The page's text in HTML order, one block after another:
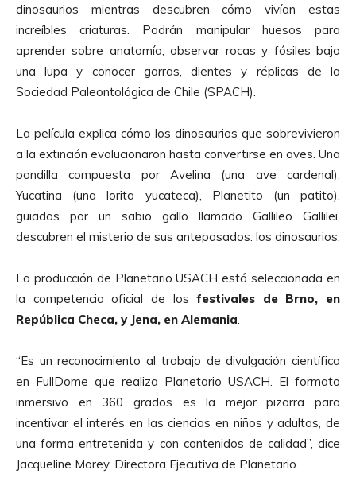
dinosaurios mientras descubren cómo vivían estas
increíbles criaturas. Podrán manipular huesos para
aprender sobre anatomía, observar rocas y fósiles bajo
una lupa y conocer garras, dientes y réplicas de la
Sociedad Paleontológica de Chile (SPACH).
La película explica cómo los dinosaurios que sobrevivieron
a la extinción evolucionaron hasta convertirse en aves. Una
pandilla compuesta por Avelina (una ave cardenal),
Yucatina (una lorita yucateca), Planetito (un patito),
guiados por un sabio gallo llamado Gallileo Gallilei,
descubren el misterio de sus antepasados: los dinosaurios.
La producción de Planetario USACH está seleccionada en
la competencia oficial de losfestivales de Brno, en
República Checa, y Jena, en Alemania
“Es un reconocimiento al trabajo de divulgación científica
en FullDome que realiza Planetario USACH. El formato
inmersivo en 360 grados es la mejor pizarra para
incentivar el interés en las ciencias en niños y adultos, de
una forma entretenida y con contenidos de calidad”, dice
Jacqueline Morey, Directora Ejecutiva de Planetario.